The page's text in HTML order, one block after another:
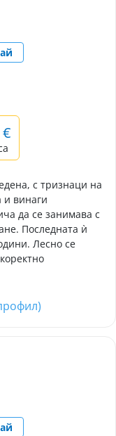
€
с тризнаци на
и винаги
да се занимава с
Последната ѝ
Лесно се